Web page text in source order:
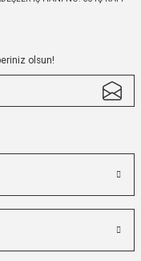
olsun!